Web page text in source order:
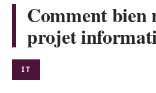
Comment bien
projet
IT